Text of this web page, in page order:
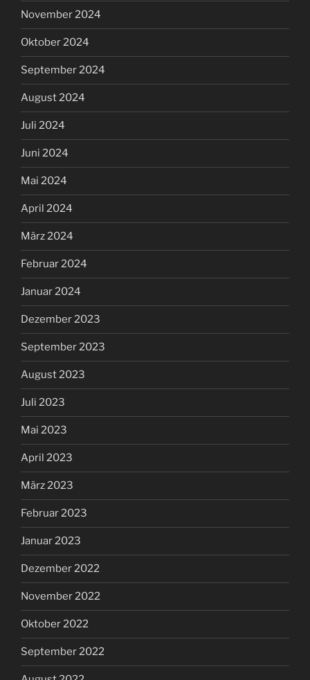
November 2024
Oktober 2024
September 2024
August 2024
Juli 2024
Juni 2024
Mai 2024
April 2024
März 2024
Februar 2024
Januar 2024
Dezember 2023
September 2023
August 2023
Juli 2023
Mai 2023
April 2023
März 2023
Februar 2023
Januar 2023
Dezember 2022
November 2022
Oktober 2022
September 2022